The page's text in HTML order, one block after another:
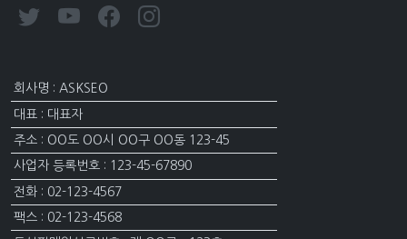
회사명 : ASKSEO
대표 : 대표자
주소 : OO도 OO시 OO구 OO동 123-45
사업자 등록번호 : 123-45-67890
전화 : 02-123-4567
팩스 : 02-123-4568